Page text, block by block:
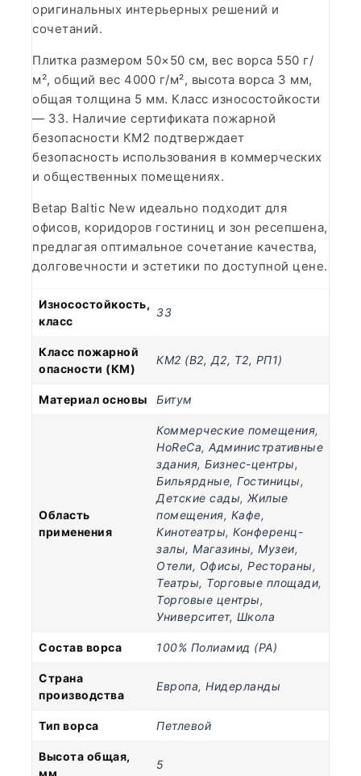
оригинальных интерьерных решений и
сочетаний.
Плитка размером 50×50 см, вес ворса 550 г/
м², общий вес 4000 г/м², высота ворса 3 мм,
общая толщина 5 мм. Класс износостойкости
— 33. Наличие сертификата пожарной
безопасности КМ2 подтверждает
безопасность использования в коммерческих
и общественных помещениях.
Betap Baltic New идеально подходит для
офисов, коридоров гостиниц и зон ресепшена,
предлагая оптимальное сочетание качества,
долговечности и эстетики по доступной цене.
Износостойкость,
класс
33
Класс пожарной
опасности (КМ)
КМ2 (В2, Д2, Т2, РП1)
Материал основы Битум
Область
применения
Коммерческие помещения,
HoReCa, Административные
здания, Бизнес-центры,
Бильярдные, Гостиницы,
Детские сады, Жилые
помещения, Кафе,
Кинотеатры, Конференц-
залы, Магазины, Музеи,
Отели, Офисы, Рестораны,
Театры, Торговые площади,
Торговые центры,
Университет, Школа
Состав ворса 100% Полиамид (PA)
Страна
производства
Европа, Нидерланды
Тип ворса Петлевой
Высота общая,
мм
5